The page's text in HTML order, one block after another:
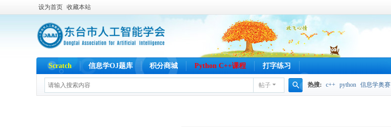
设为首页 收藏本站
Scratch 信息学OJ题库 积分商城 Python C++课程 打字练习
帖子 热搜: c++ python 信息学奥赛